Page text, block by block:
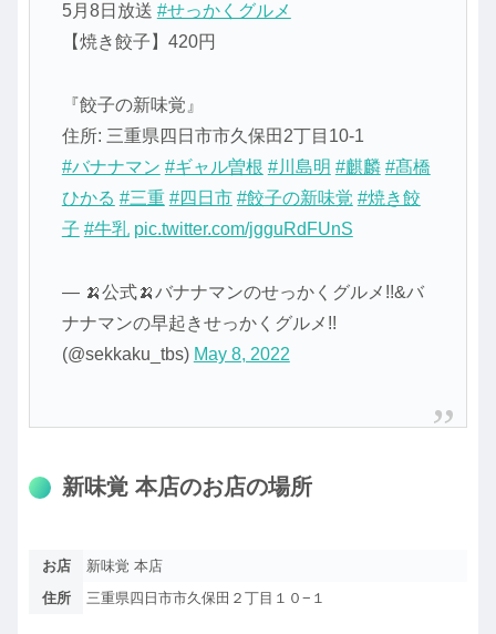
5月8日放送 #せっかくグルメ
【焼き餃子】420円
『餃子の新味覚』
住所: 三重県四日市市久保田2丁目10-1
#バナナマン #ギャル曽根 #川島明 #麒麟 #髙橋
ひかる #三重 #四日市 #餃子の新味覚 #焼き餃
子 #牛乳 pic.twitter.com/jgguRdFUnS
— 🍌公式🍌バナナマンのせっかくグルメ!!&バ
ナナマンの早起きせっかくグルメ!!
(@sekkaku_tbs) May 8, 2022
新味覚 本店のお店の場所
お店
新味覚 本店
住所
三重県四日市市久保田２丁目１０−１